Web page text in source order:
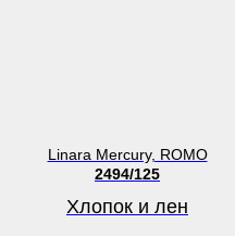
Linara Mercury, ROMO
2494/125
Хлопок и лен